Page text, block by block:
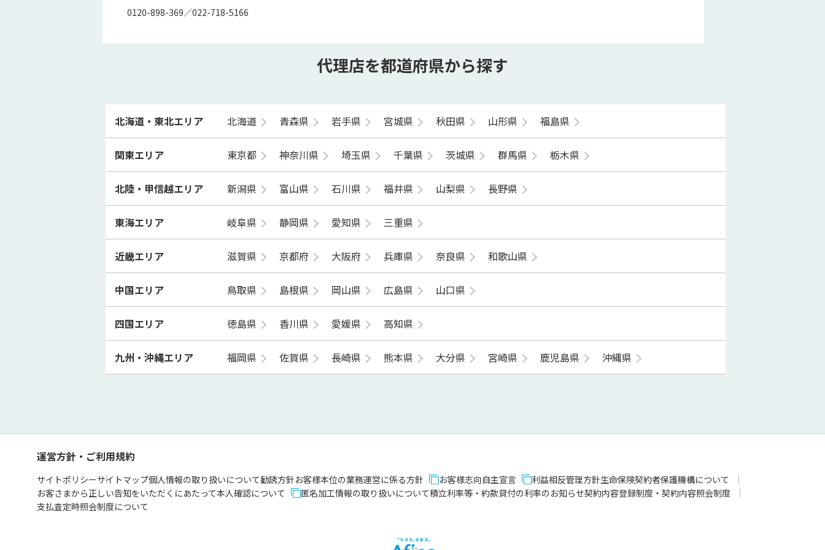
0120-898-369／022-718-5166
代理店を都道府県から探す
北海道・東北エリア 北海道 青森県 岩手県 宮城県 秋田県 山形県 福島県
関東エリア 東京都 神奈川県 埼玉県 千葉県 茨城県 群馬県 栃木県
北陸・甲信越エリア 新潟県 富山県 石川県 福井県 山梨県 長野県
東海エリア 岐阜県 静岡県 愛知県 三重県
近畿エリア 滋賀県 京都府 大阪府 兵庫県 奈良県 和歌山県
中国エリア 鳥取県 島根県 岡山県 広島県 山口県
四国エリア 徳島県 香川県 愛媛県 高知県
九州・沖縄エリア 福岡県 佐賀県 長崎県 熊本県 大分県 宮崎県 鹿児島県 沖縄県
運営方針・ご利用規約
サイトポリシーサイトマップ個人情報の取り扱いについて勧誘方針お客様本位の業務運営に係る方針 お客様志向自主宣言 利益相反管理方針生命保険契約者保護機構について
お客さまから正しい告知をいただくにあたって本人確認について 匿名加工情報の取り扱いについて積立利率等・約款貸付の利率のお知らせ契約内容登録制度・契約内容照会制度
支払査定時照会制度について